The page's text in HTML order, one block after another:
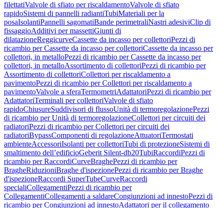
filettatiValvole di sfiato per riscaldamentoValvole di sfiato
rapidoSistemi di pannelli radiantiTubiMateriali per la
posaIsolantiPannelli sagomatiBande perimetraliNastri adesiviClip di
fissaggioAdditivi per massettiGiunti di
dilatazioneReggicurveCassette da incasso per collettoriPezzi di
ricambio per Cassette da incasso per collettoriCassette da incasso per
collettori, in metalloPezzi di ricambio per Cassette da incasso per
collettori, in metalloAssortimento di collettoriPezzi di ricambio per
Assortimento di collettoriCollettori per riscaldamento a
pavimentoPezzi di ricambio per Collettori per riscaldamento a
pavimentoValvole a sferaTermometriAdattatoriPezzi di ricambio per
AdattatoriTerminali per collettoriValvole di sfiato
rapidoChiusureSuddivisori di flussoUnità di termoregolazionePezzi
di ricambio per Unità di termoregolazioneCollettori per circuiti dei
radiatoriPezzi di ricambio per Collettori per circuiti dei
radiatoriBypassComponenti di regolazioneAttuatoriTermostati
ambienteAccessoriIsolanti per collettoriTubi di protezioneSistemi di
smaltimento dell’edificioGeberit Silent-db20TubiRaccordiPezzi di
ricambio per RaccordiCurveBraghePezzi di ricambio per
BragheRiduzioniBraghe d'ispezionePezzi di ricambio per Braghe
d'ispezioneRaccordi SuperTubeCurveRaccordi
specialiCollegamentiPezzi di ricambio per
CollegamentiCollegamenti a saldareCongiunzioni ad innestoPezzi di
ricambio per Congiunzioni ad innestoAdattatori per il collegamento